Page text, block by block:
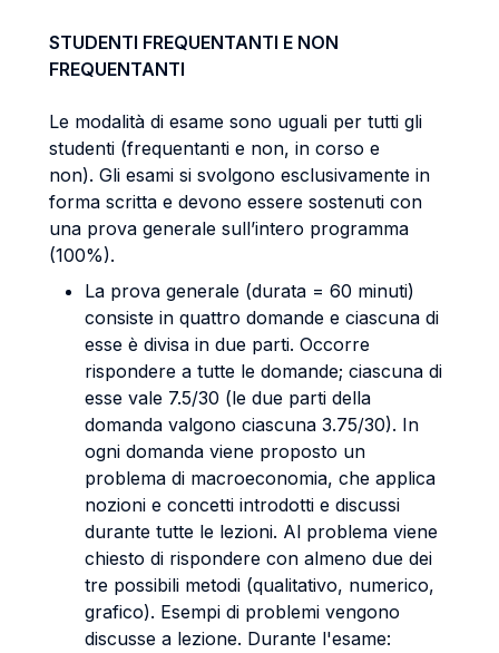
STUDENTI FREQUENTANTI E NON
FREQUENTANTI
Le modalità di esame sono uguali per tutti gli
studenti (frequentanti e non, in corso e
non). Gli esami si svolgono esclusivamente in
forma scritta e devono essere sostenuti con
una prova generale sull’intero programma
(100%).
La prova generale (durata = 60 minuti)
consiste in quattro domande e ciascuna di
esse è divisa in due parti. Occorre
rispondere a tutte le domande; ciascuna di
esse vale 7.5/30 (le due parti della
domanda valgono ciascuna 3.75/30). In
ogni domanda viene proposto un
problema di macroeconomia, che applica
nozioni e concetti introdotti e discussi
durante tutte le lezioni. Al problema viene
chiesto di rispondere con almeno due dei
tre possibili metodi (qualitativo, numerico,
grafico). Esempi di problemi vengono
discusse a lezione. Durante l'esame: